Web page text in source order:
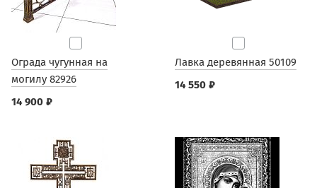
Ограда чугунная на
могилу 82926
14 900 ₽
Лавка деревянная 50109
14 550 ₽